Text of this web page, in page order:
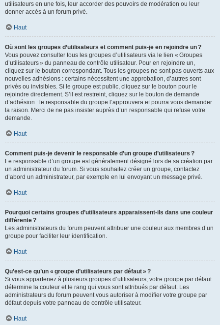
utilisateurs en une fois, leur accorder des pouvoirs de modération ou leur
donner accès à un forum privé.
Haut
Où sont les groupes d’utilisateurs et comment puis-je en rejoindre un ?
Vous pouvez consulter tous les groupes d’utilisateurs via le lien « Groupes
d’utilisateurs » du panneau de contrôle utilisateur. Pour en rejoindre un,
cliquez sur le bouton correspondant. Tous les groupes ne sont pas ouverts aux
nouvelles adhésions : certains nécessitent une approbation, d’autres sont
privés ou invisibles. Si le groupe est public, cliquez sur le bouton pour le
rejoindre directement. S’il est restreint, cliquez sur le bouton de demande
d’adhésion : le responsable du groupe l’approuvera et pourra vous demander
la raison. Merci de ne pas insister auprès d’un responsable qui refuse votre
demande.
Haut
Comment puis-je devenir le responsable d’un groupe d’utilisateurs ?
Le responsable d’un groupe est généralement désigné lors de sa création par
un administrateur du forum. Si vous souhaitez créer un groupe, contactez
d’abord un administrateur, par exemple en lui envoyant un message privé.
Haut
Pourquoi certains groupes d’utilisateurs apparaissent-ils dans une couleur
différente ?
Les administrateurs du forum peuvent attribuer une couleur aux membres d’un
groupe pour faciliter leur identification.
Haut
Qu’est-ce qu’un « groupe d’utilisateurs par défaut » ?
Si vous appartenez à plusieurs groupes d’utilisateurs, votre groupe par défaut
détermine la couleur et le rang qui vous sont attribués par défaut. Les
administrateurs du forum peuvent vous autoriser à modifier votre groupe par
défaut depuis votre panneau de contrôle utilisateur.
Haut